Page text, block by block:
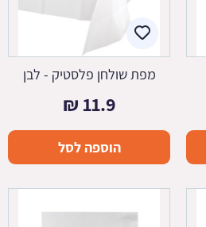
מפת שולחן פלסטיק - לבן
11.9
₪
הוספה לסל